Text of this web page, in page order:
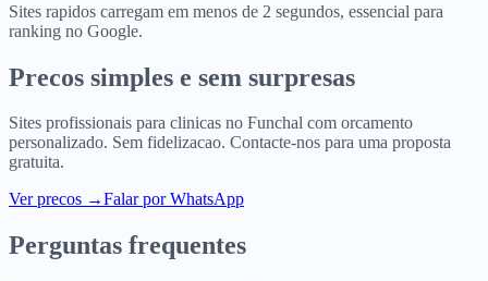
Sites rapidos carregam em menos de 2 segundos, essencial para
ranking no Google.
Precos simples e sem surpresas
Sites profissionais para clinicas no Funchal com orcamento
personalizado. Sem fidelizacao. Contacte-nos para uma proposta
gratuita.
Ver precos →Falar por WhatsApp
Perguntas frequentes